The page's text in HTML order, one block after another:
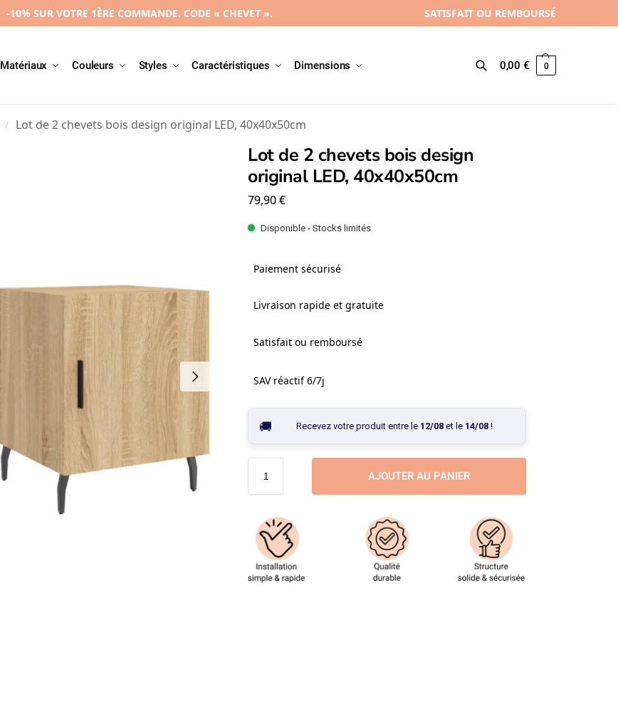
-10% SUR VOTRE 1ÈRE COMMANDE. CODE « CHEVET ». SATISFAIT OU REMBOURSÉ
Matériaux Couleurs Styles Caractéristiques Dimensions
Recherche 0,00€ 0
/ Lot de 2 chevets bois design original LED, 40x40x50cm
Lot de 2 chevets bois design
original LED, 40x40x50cm
79,90€
Disponible - Stocks limités
Paiement sécurisé
Livraison rapide et gratuite
Satisfait ou remboursé
SAV réactif 6/7j
Recevez votre produit entre le 12/08et le 14/08!
AJOUTER AU PANIER